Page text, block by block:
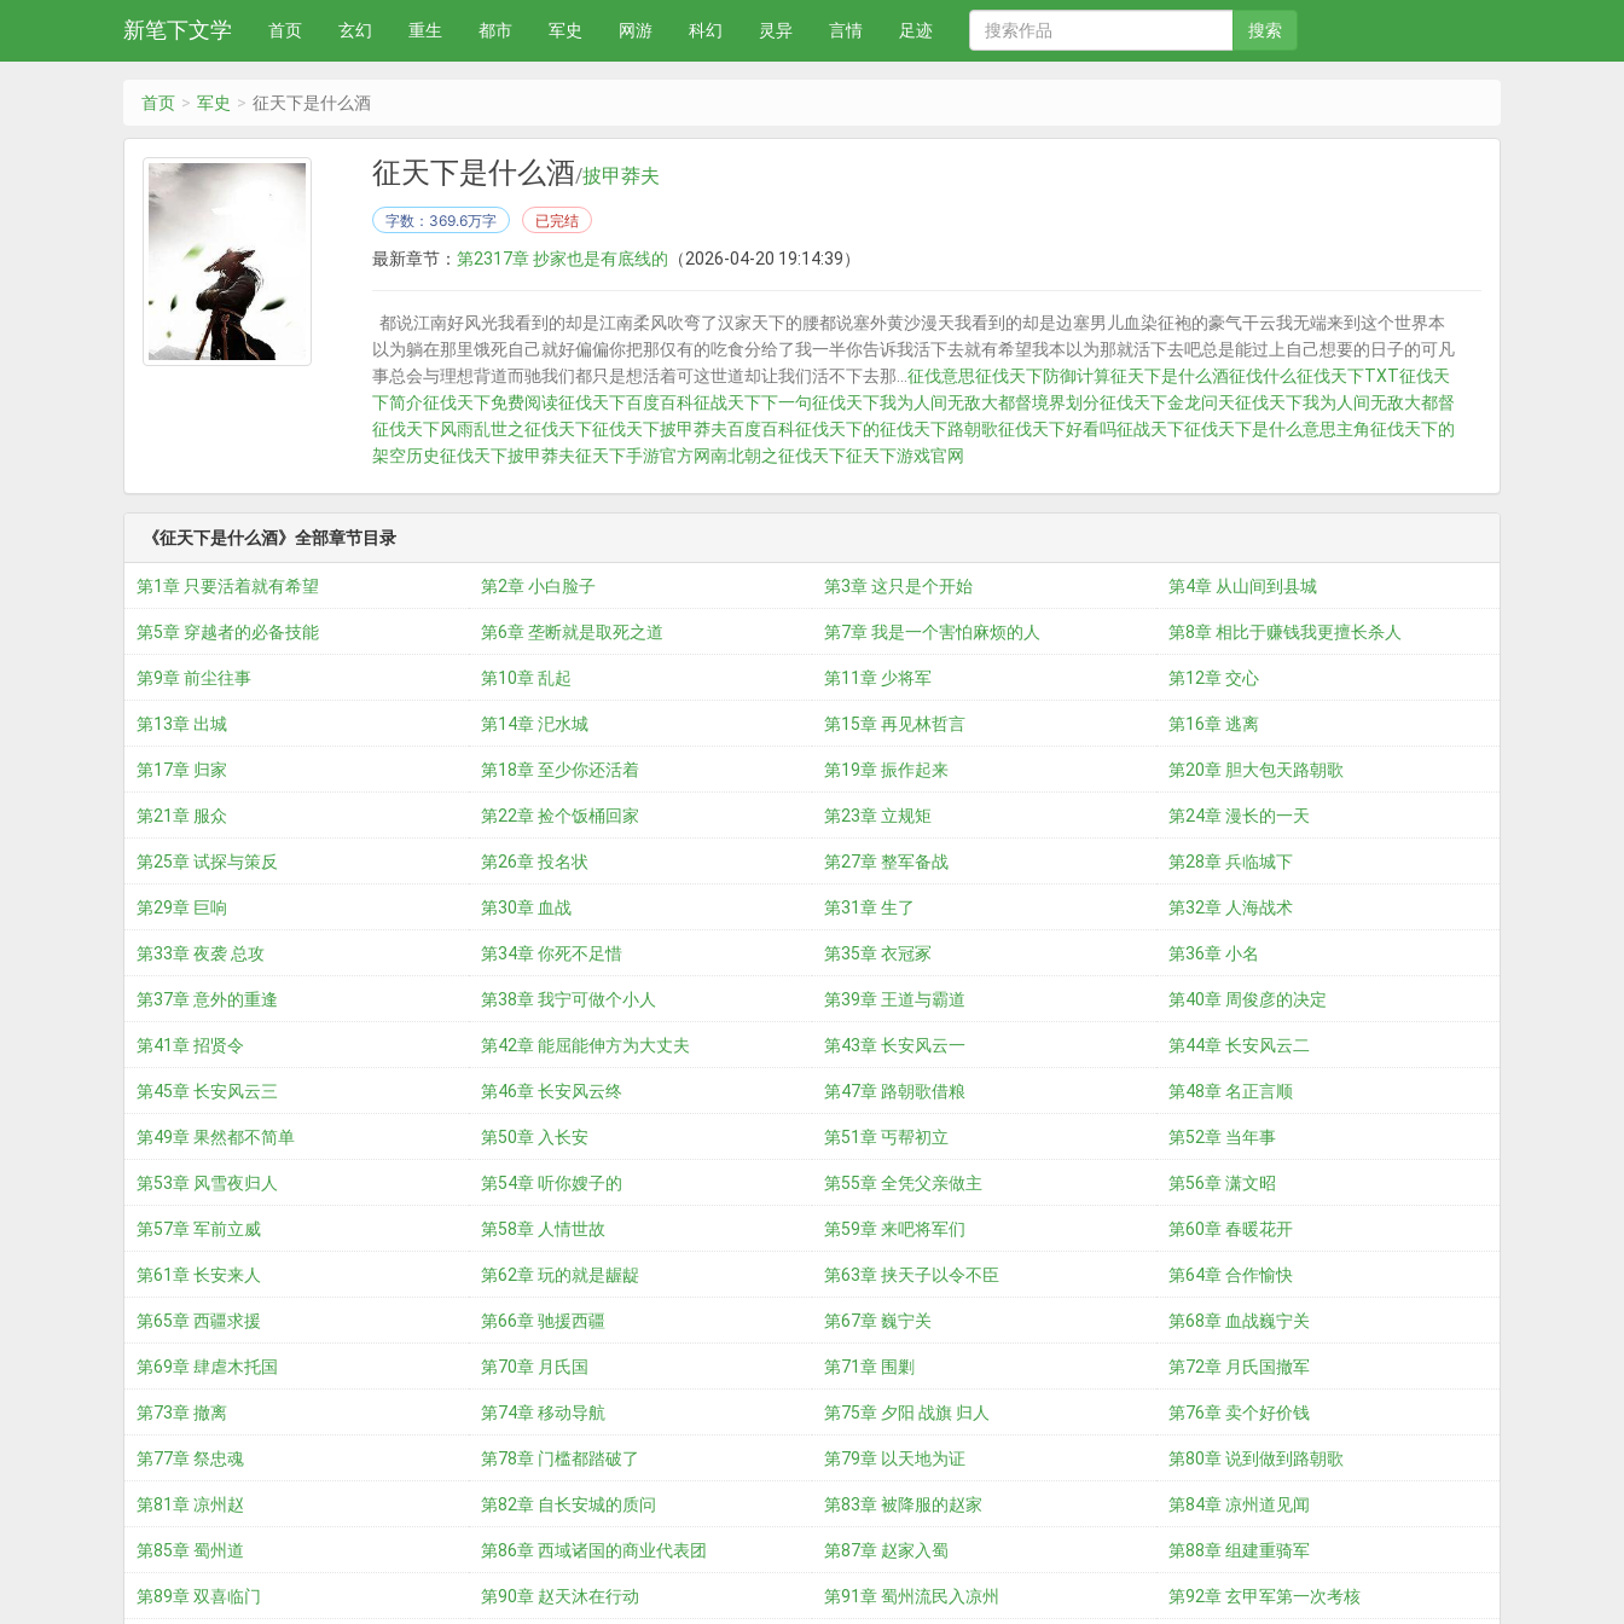
新笔下文学 首页 玄幻 重生 都市 军史 网游 科幻 灵异 言情 足迹 搜索
首页 军史 征天下是什么酒
征天下是什么酒/披甲莽夫
字数：369.6万字 已完结
最新章节： 第2317章 抄家也是有底线的 （2026-04-20 19:14:39）
都说江南好风光我看到的却是江南柔风吹弯了汉家天下的腰都说塞外黄沙漫天我看到的却是边塞男儿血染征袍的豪气干云我无端来到这个世界本
以为躺在那里饿死自己就好偏偏你把那仅有的吃食分给了我一半你告诉我活下去就有希望我本以为那就活下去吧总是能过上自己想要的日子的可凡
事总会与理想背道而驰我们都只是想活着可这世道却让我们活不下去那... 征伐意思征伐天下防御计算征天下是什么酒征伐什么征伐天下TXT征伐天
下简介征伐天下免费阅读征伐天下百度百科征战天下下一句征伐天下我为人间无敌大都督境界划分征伐天下金龙问天征伐天下我为人间无敌大都督
征伐天下风雨乱世之征伐天下征伐天下披甲莽夫百度百科征伐天下的征伐天下路朝歌征伐天下好看吗征战天下征伐天下是什么意思主角征伐天下的
架空历史征伐天下披甲莽夫征天下手游官方网南北朝之征伐天下征天下游戏官网
《征天下是什么酒》全部章节目录
第1章 只要活着就有希望 第2章 小白脸子 第3章 这只是个开始 第4章 从山间到县城
第5章 穿越者的必备技能 第6章 垄断就是取死之道 第7章 我是一个害怕麻烦的人 第8章 相比于赚钱我更擅长杀人
第9章 前尘往事 第10章 乱起 第11章 少将军 第12章 交心
第13章 出城 第14章 汜水城 第15章 再见林哲言 第16章 逃离
第17章 归家 第18章 至少你还活着 第19章 振作起来 第20章 胆大包天路朝歌
第21章 服众 第22章 捡个饭桶回家 第23章 立规矩 第24章 漫长的一天
第25章 试探与策反 第26章 投名状 第27章 整军备战 第28章 兵临城下
第29章 巨响 第30章 血战 第31章 生了 第32章 人海战术
第33章 夜袭 总攻 第34章 你死不足惜 第35章 衣冠冢 第36章 小名
第37章 意外的重逢 第38章 我宁可做个小人 第39章 王道与霸道 第40章 周俊彦的决定
第41章 招贤令 第42章 能屈能伸方为大丈夫 第43章 长安风云一 第44章 长安风云二
第45章 长安风云三 第46章 长安风云终 第47章 路朝歌借粮 第48章 名正言顺
第49章 果然都不简单 第50章 入长安 第51章 丐帮初立 第52章 当年事
第53章 风雪夜归人 第54章 听你嫂子的 第55章 全凭父亲做主 第56章 潇文昭
第57章 军前立威 第58章 人情世故 第59章 来吧将军们 第60章 春暖花开
第61章 长安来人 第62章 玩的就是龌龊 第63章 挟天子以令不臣 第64章 合作愉快
第65章 西疆求援 第66章 驰援西疆 第67章 巍宁关 第68章 血战巍宁关
第69章 肆虐木托国 第70章 月氏国 第71章 围剿 第72章 月氏国撤军
第73章 撤离 第74章 移动导航 第75章 夕阳 战旗 归人 第76章 卖个好价钱
第77章 祭忠魂 第78章 门槛都踏破了 第79章 以天地为证 第80章 说到做到路朝歌
第81章 凉州赵 第82章 自长安城的质问 第83章 被降服的赵家 第84章 凉州道见闻
第85章 蜀州道 第86章 西域诸国的商业代表团 第87章 赵家入蜀 第88章 组建重骑军
第89章 双喜临门 第90章 赵天沐在行动 第91章 蜀州流民入凉州 第92章 玄甲军第一次考核